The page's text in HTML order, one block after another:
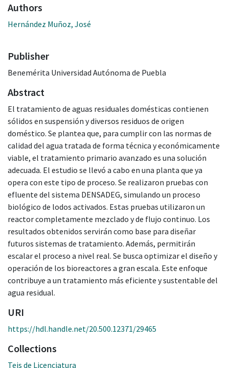
Authors
Hernández Muñoz, José
Publisher
Benemérita Universidad Autónoma de Puebla
Abstract
El tratamiento de aguas residuales domésticas contienen
sólidos en suspensión y diversos residuos de origen
doméstico. Se plantea que, para cumplir con las normas de
calidad del agua tratada de forma técnica y económicamente
viable, el tratamiento primario avanzado es una solución
adecuada. El estudio se llevó a cabo en una planta que ya
opera con este tipo de proceso. Se realizaron pruebas con
efluente del sistema DENSADEG, simulando un proceso
biológico de lodos activados. Estas pruebas utilizaron un
reactor completamente mezclado y de flujo continuo. Los
resultados obtenidos servirán como base para diseñar
futuros sistemas de tratamiento. Además, permitirán
escalar el proceso a nivel real. Se busca optimizar el diseño y
operación de los bioreactores a gran escala. Este enfoque
contribuye a un tratamiento más eficiente y sustentable del
agua residual.
URI
https://hdl.handle.net/20.500.12371/29465
Collections
Teis de Licenciatura